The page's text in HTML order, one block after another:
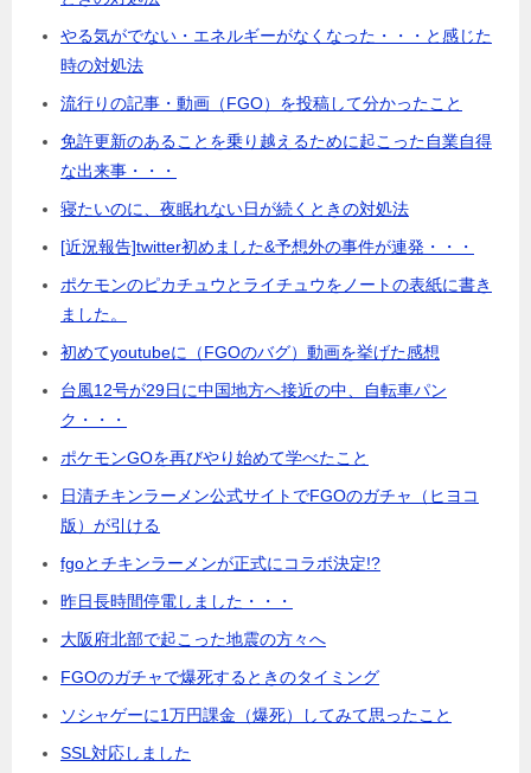
やる気がでない・エネルギーがなくなった・・・と感じた
時の対処法
流行りの記事・動画（FGO）を投稿して分かったこと
免許更新のあることを乗り越えるために起こった自業自得
な出来事・・・
寝たいのに、夜眠れない日が続くときの対処法
[近況報告]twitter初めました&予想外の事件が連発・・・
ポケモンのピカチュウとライチュウをノートの表紙に書き
ました。
初めてyoutubeに（FGOのバグ）動画を挙げた感想
台風12号が29日に中国地方へ接近の中、自転車パン
ク・・・
ポケモンGOを再びやり始めて学べたこと
日清チキンラーメン公式サイトでFGOのガチャ（ヒヨコ
版）が引ける
fgoとチキンラーメンが正式にコラボ決定!?
昨日長時間停電しました・・・
大阪府北部で起こった地震の方々へ
FGOのガチャで爆死するときのタイミング
ソシャゲーに1万円課金（爆死）してみて思ったこと
SSL対応しました